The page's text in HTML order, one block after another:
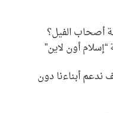
أصحاب الفيل؟
أون لاين”
ندعم أبناءنا دون